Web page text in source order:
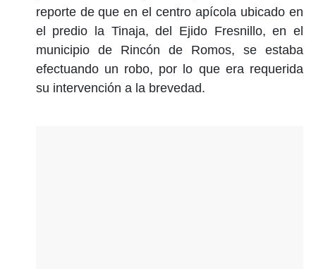
reporte de que en el centro apícola ubicado en
el predio la Tinaja, del Ejido Fresnillo, en el
municipio de Rincón de Romos, se estaba
efectuando un robo, por lo que era requerida
su intervención a la brevedad.